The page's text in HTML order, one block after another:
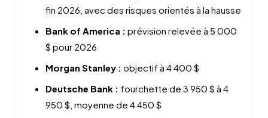
fin 2026, avec des risques orientés à la hausse
Bank of America : prévision relevée à 5 000
$ pour 2026
Morgan Stanley : objectif à 4 400 $
Deutsche Bank : fourchette de 3 950 $ à 4
950 $, moyenne de 4 450 $